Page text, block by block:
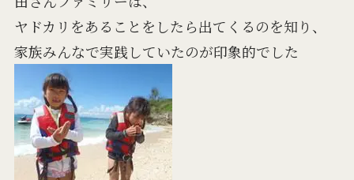
ヤドカリをあることをしたら出てくるのを知り、
家族みんなで実践していたのが印象的でした